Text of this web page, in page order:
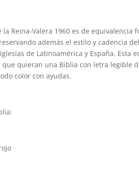
Reina-Valera 1960 es de
además el estilo y cadencia
de Latinoamérica y España. Esta
quieran una Biblia con letra legible
color con ayudas.